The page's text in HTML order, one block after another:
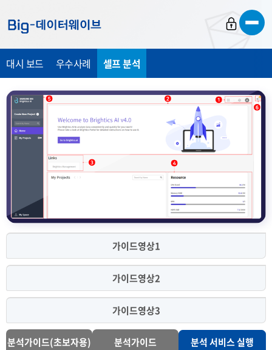
가
가
가
대시 보드 우수사례 셀프 분석
가이드영상1
가이드영상2
가이드영상3
분석가이드(초보자용) 분석가이드 분석 서비스 실행